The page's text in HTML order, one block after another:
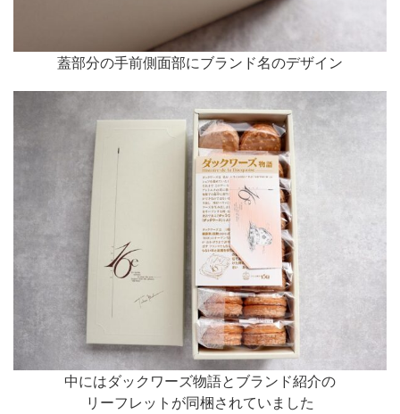
蓋部分の手前側面部にブランド名のデザイン
中にはダックワーズ物語とブランド紹介の
リーフレットが同梱されていました